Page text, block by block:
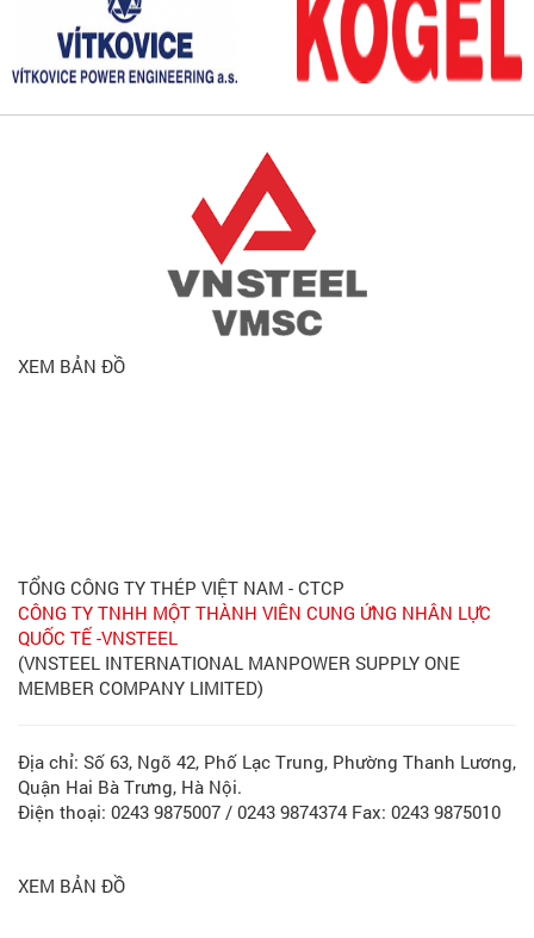
XEM BẢN ĐỒ
TỔNG CÔNG TY THÉP VIỆT NAM - CTCP
CÔNG TY TNHH MỘT THÀNH VIÊN CUNG ỨNG NHÂN LỰC
QUỐC TẾ -VNSTEEL
(VNSTEEL INTERNATIONAL MANPOWER SUPPLY ONE
MEMBER COMPANY LIMITED)
Địa chỉ: Số 63, Ngõ 42, Phố Lạc Trung, Phường Thanh Lương,
Quận Hai Bà Trưng, Hà Nội.
Điện thoại: 0243 9875007 / 0243 9874374 Fax: 0243 9875010
XEM BẢN ĐỒ